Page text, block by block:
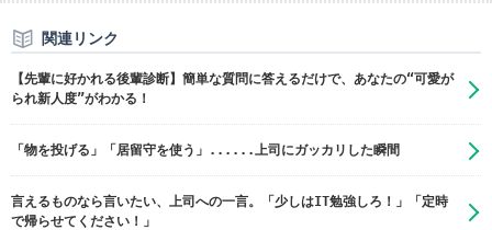
関連リンク
【先輩に好かれる後輩診断】簡単な質問に答えるだけで、あなたの“可愛が
られ新人度”がわかる！
「物を投げる」「居留守を使う」......上司にガッカリした瞬間
言えるものなら言いたい、上司への一言。「少しはIT勉強しろ！」「定時
で帰らせてください！」